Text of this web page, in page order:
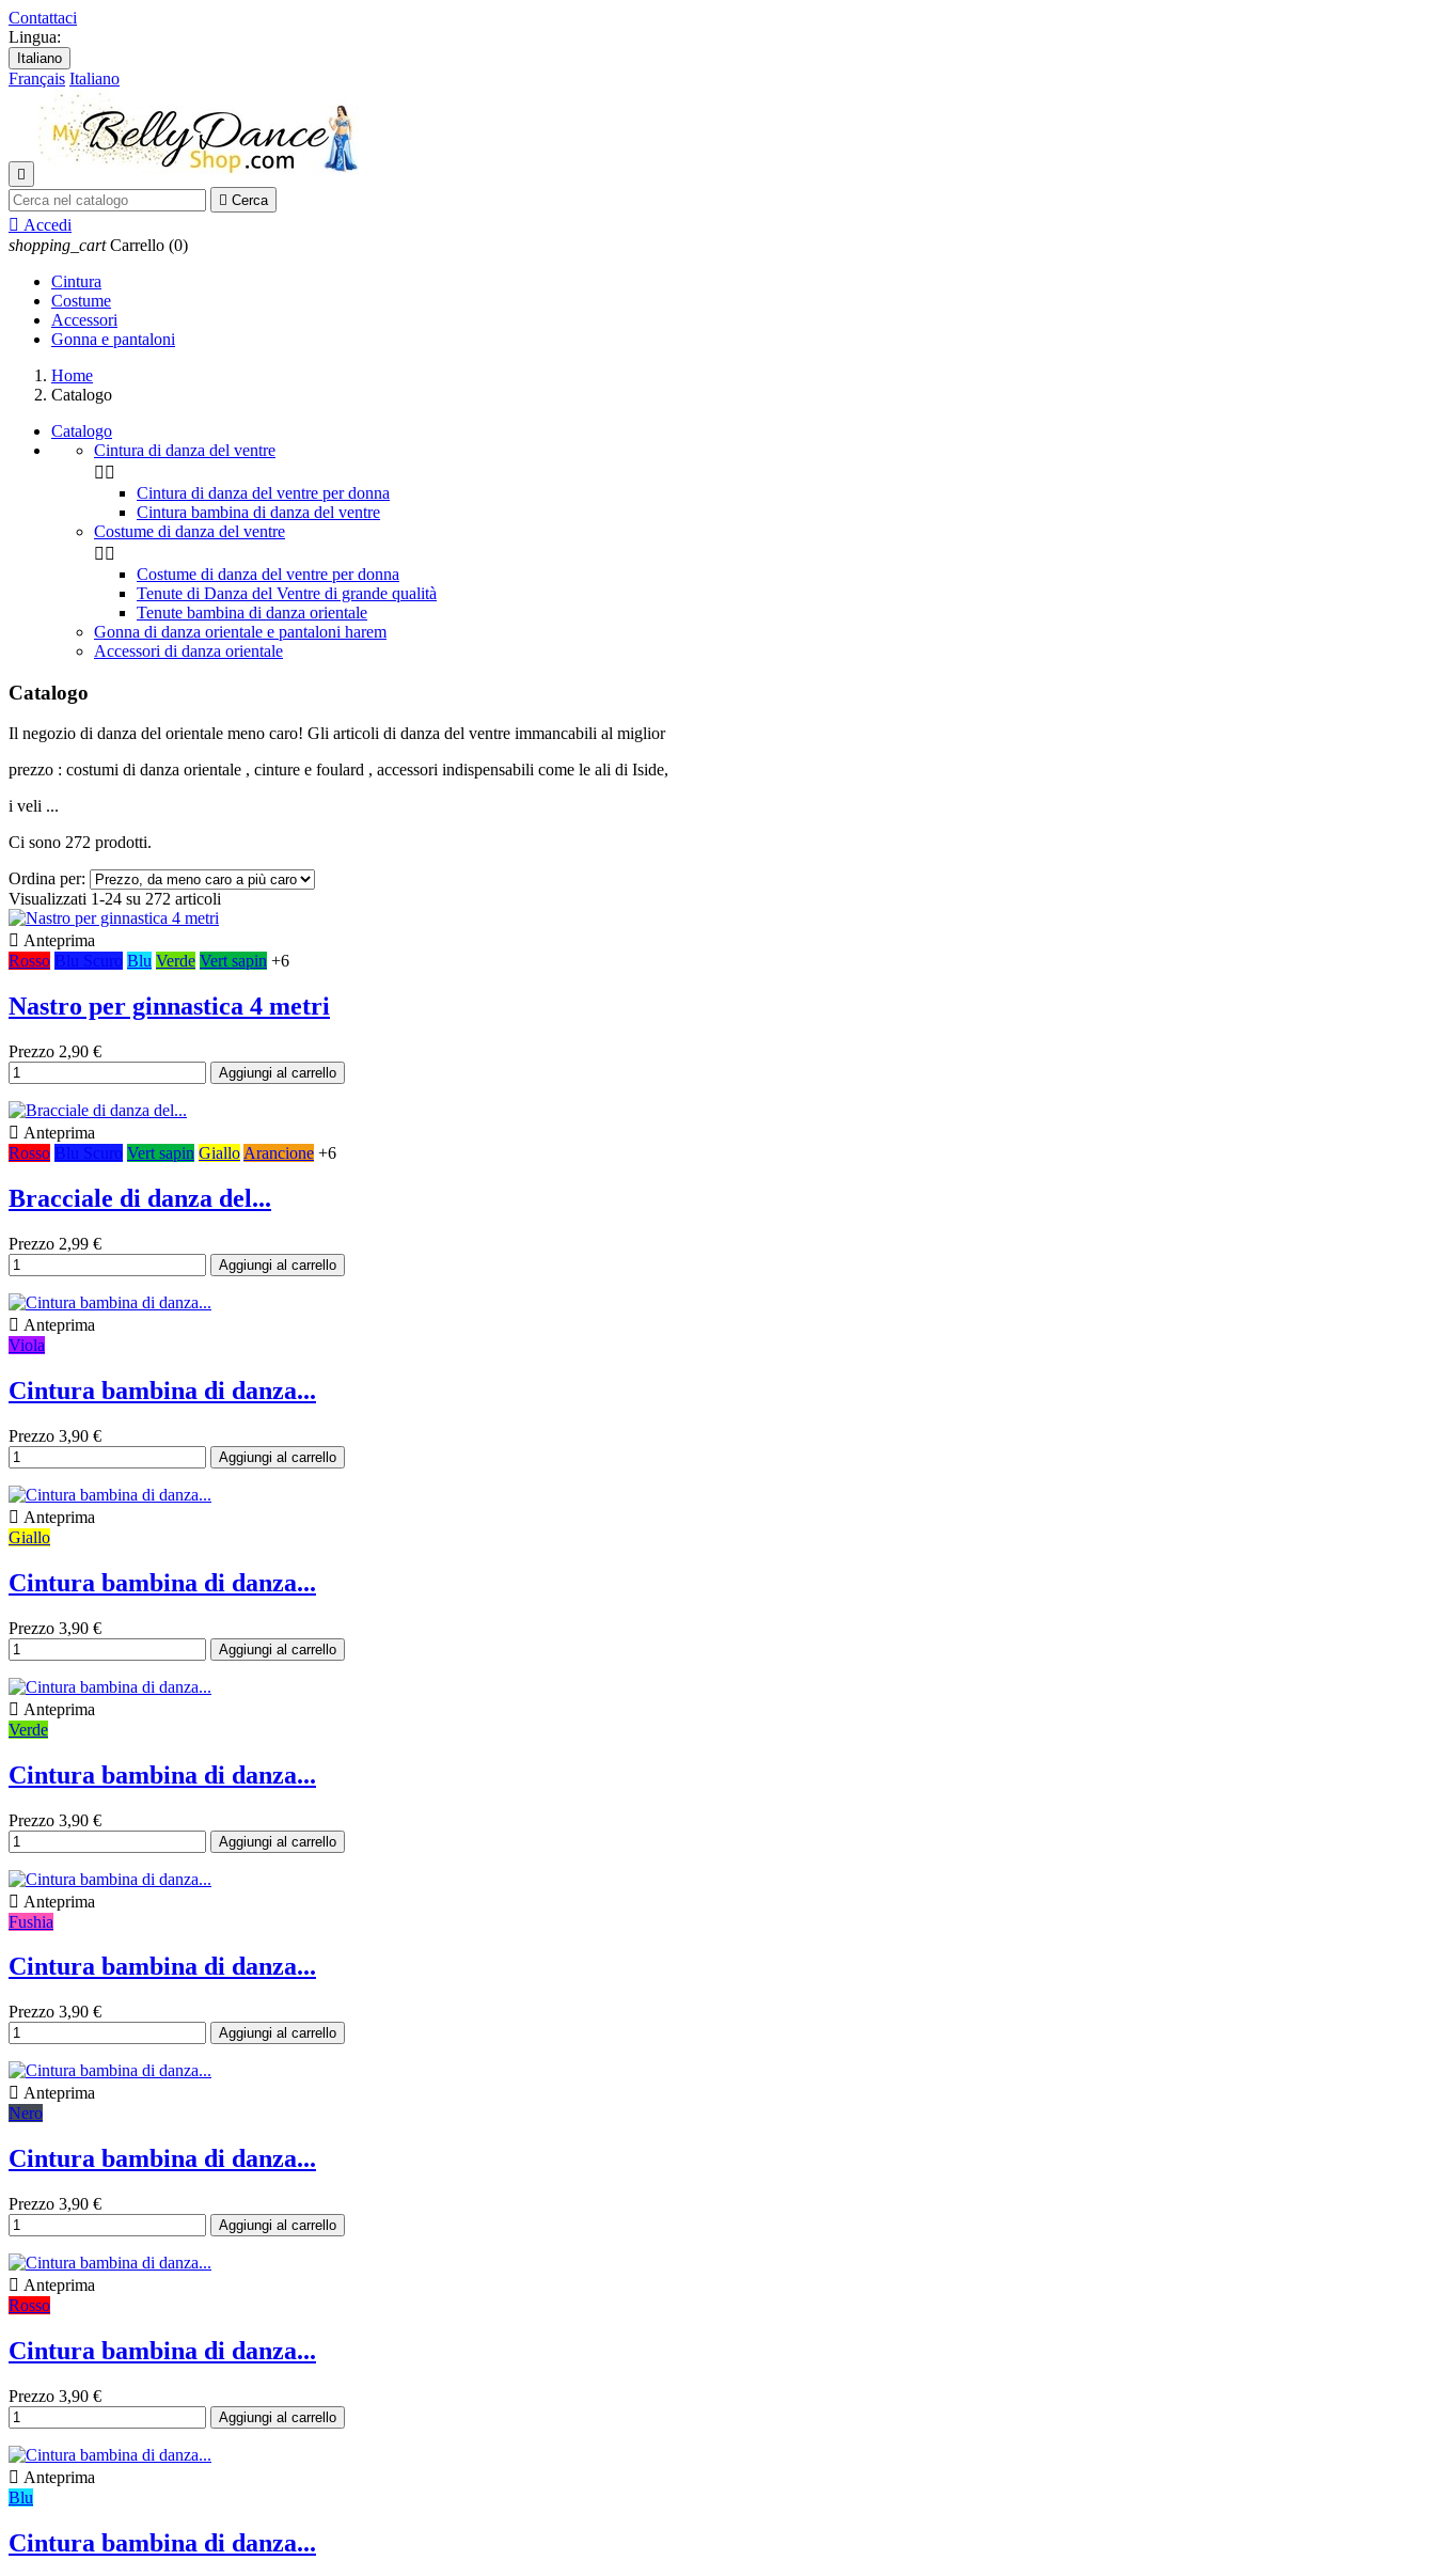
Contattaci
Lingua:
Italiano
Français Italiano

 Cerca
 Accedi
shopping_cart Carrello (0)
Cintura
Costume
Accessori
Gonna e pantaloni
Home
Catalogo
Catalogo
Cintura di danza del ventre
 
Cintura di danza del ventre per donna
Cintura bambina di danza del ventre
Costume di danza del ventre
 
Costume di danza del ventre per donna
Tenute di Danza del Ventre di grande qualità
Tenute bambina di danza orientale
Gonna di danza orientale e pantaloni harem
Accessori di danza orientale
Catalogo
Il negozio di danza del orientale meno caro! Gli articoli di danza del ventre immancabili al miglior
prezzo : costumi di danza orientale , cinture e foulard , accessori indispensabili come le ali di Iside,
i veli ...
Ci sono 272 prodotti.
Ordina per:
Visualizzati 1-24 su 272 articoli
 Anteprima
Rosso Blu Scuro Blu Verde Vert sapin +6
Nastro per ginnastica 4 metri
Prezzo 2,90 €
Aggiungi al carrello
 Anteprima
Rosso Blu Scuro Vert sapin Giallo Arancione +6
Bracciale di danza del...
Prezzo 2,99 €
Aggiungi al carrello
 Anteprima
Viola
Cintura bambina di danza...
Prezzo 3,90 €
Aggiungi al carrello
 Anteprima
Giallo
Cintura bambina di danza...
Prezzo 3,90 €
Aggiungi al carrello
 Anteprima
Verde
Cintura bambina di danza...
Prezzo 3,90 €
Aggiungi al carrello
 Anteprima
Fushia
Cintura bambina di danza...
Prezzo 3,90 €
Aggiungi al carrello
 Anteprima
Nero
Cintura bambina di danza...
Prezzo 3,90 €
Aggiungi al carrello
 Anteprima
Rosso
Cintura bambina di danza...
Prezzo 3,90 €
Aggiungi al carrello
 Anteprima
Blu
Cintura bambina di danza...